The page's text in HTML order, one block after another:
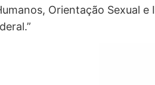
Orientação Sexual